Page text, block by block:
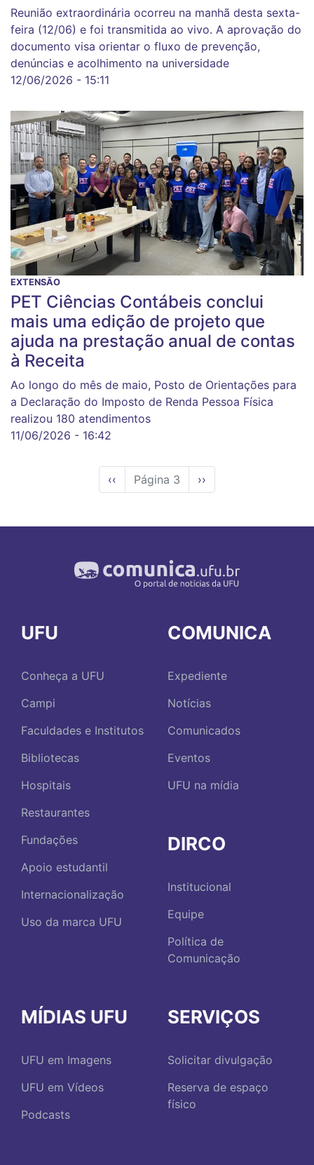
Reunião extraordinária ocorreu na manhã desta sexta-
feira (12/06) e foi transmitida ao vivo. A aprovação do
documento visa orientar o fluxo de prevenção,
denúncias e acolhimento na universidade
12/06/2026 - 15:11
EXTENSÃO
PET Ciências Contábeis conclui
mais uma edição de projeto que
ajuda na prestação anual de contas
à Receita
Ao longo do mês de maio, Posto de Orientações para
a Declaração do Imposto de Renda Pessoa Física
realizou 180 atendimentos
11/06/2026 - 16:42
Página
anterior
‹‹ Página 3
Próxima
página
››
UFU
Conheça a UFU
Campi
Faculdades e Institutos
Bibliotecas
Hospitais
Restaurantes
Fundações
Apoio estudantil
Internacionalização
Uso da marca UFU
COMUNICA
Expediente
Notícias
Comunicados
Eventos
UFU na mídia
DIRCO
Institucional
Equipe
Política de
Comunicação
MÍDIAS UFU
UFU em Imagens
UFU em Vídeos
Podcasts
SERVIÇOS
Solicitar divulgação
Reserva de espaço
físico